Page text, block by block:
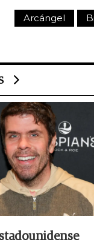
Arcángel